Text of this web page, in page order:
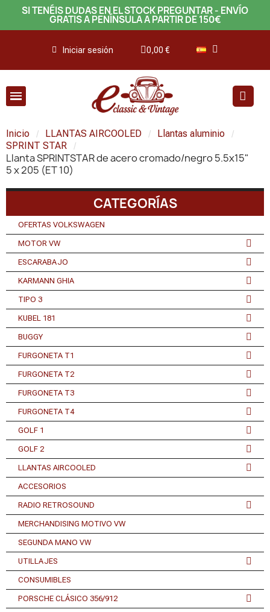
SI TENÉIS DUDAS EN EL STOCK PREGUNTAR - ENVÍO
GRATIS A PENÍNSULA A PARTIR DE 150€
Iniciar sesión 0,00 €
Inicio LLANTAS AIRCOOLED
Llantas aluminio
SPRINT STAR
Llanta SPRINTSTAR de acero cromado/negro 5.5x15"
5 x 205 (ET 10)
CATEGORÍAS
OFERTAS VOLKSWAGEN
MOTOR VW
ESCARABAJO
KARMANN GHIA
TIPO 3
KUBEL 181
BUGGY
FURGONETA T1
FURGONETA T2
FURGONETA T3
FURGONETA T4
GOLF 1
GOLF 2
LLANTAS AIRCOOLED
ACCESORIOS
RADIO RETROSOUND
MERCHANDISING MOTIVO VW
SEGUNDA MANO VW
UTILLAJES
CONSUMIBLES
PORSCHE CLÁSICO 356/912